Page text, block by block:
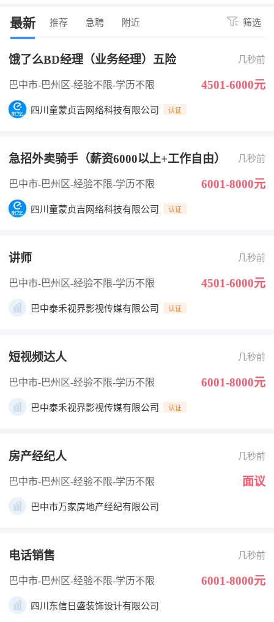
最新 推荐 急聘 附近 筛选
饿了么BD经理（业务经理）五险 几秒前
巴中市-巴州区-经验不限-学历不限 4501-6000元
四川童蒙贞吉网络科技有限公司 认证
急招外卖骑手（薪资6000以上+工作自由） 几秒前
巴中市-巴州区-经验不限-学历不限 6001-8000元
四川童蒙贞吉网络科技有限公司 认证
讲师 几秒前
巴中市-巴州区-经验不限-学历不限 4501-6000元
巴中泰禾视界影视传媒有限公司 认证
短视频达人 几秒前
巴中市-巴州区-经验不限-学历不限 6001-8000元
巴中泰禾视界影视传媒有限公司 认证
房产经纪人 几秒前
巴中市-巴州区-经验不限-学历不限 面议
巴中市万家房地产经纪有限公司
电话销售 几秒前
巴中市-巴州区-经验不限-学历不限 6001-8000元
四川东信日盛装饰设计有限公司